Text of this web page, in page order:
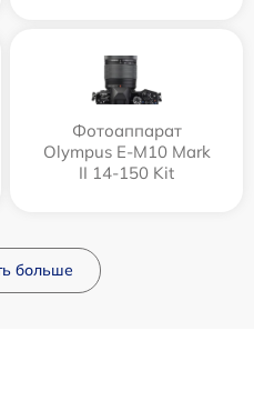
Фотоаппарат
Olympus E‑M10 Mark
II 14-150 Kit
больше